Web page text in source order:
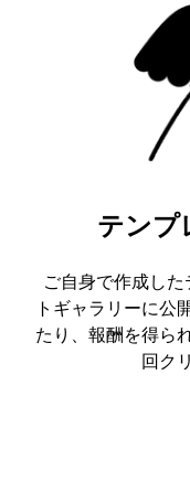
テンプ
ご自身で作成し
トギャラリーに公
たり、報酬を得ら
回ク